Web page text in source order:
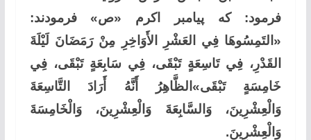
فرمود: که پیامبر اکرم «ص» فرمودند:
«التَمِسُوهَا فِي العَشْرِ الأَوَاخِرِ مِنْ رَمَضَانَ لَيْلَةَ
القَدْرِ، فِي تَاسِعَةٍ تَبْقَى، فِي سَابِعَةٍ تَبْقَى، فِي
خَامِسَةٍ تَبْقَى»الظَّاهِرُ أَنَّهُ أَرَادَ التَّاسِعَةَ
وَالْعِشْرِينَ، وَالسَّابِعَةَ وَالْعِشْرِينَ، وَالْخَامِسَةَ
وَالْعِشْرِينَ.